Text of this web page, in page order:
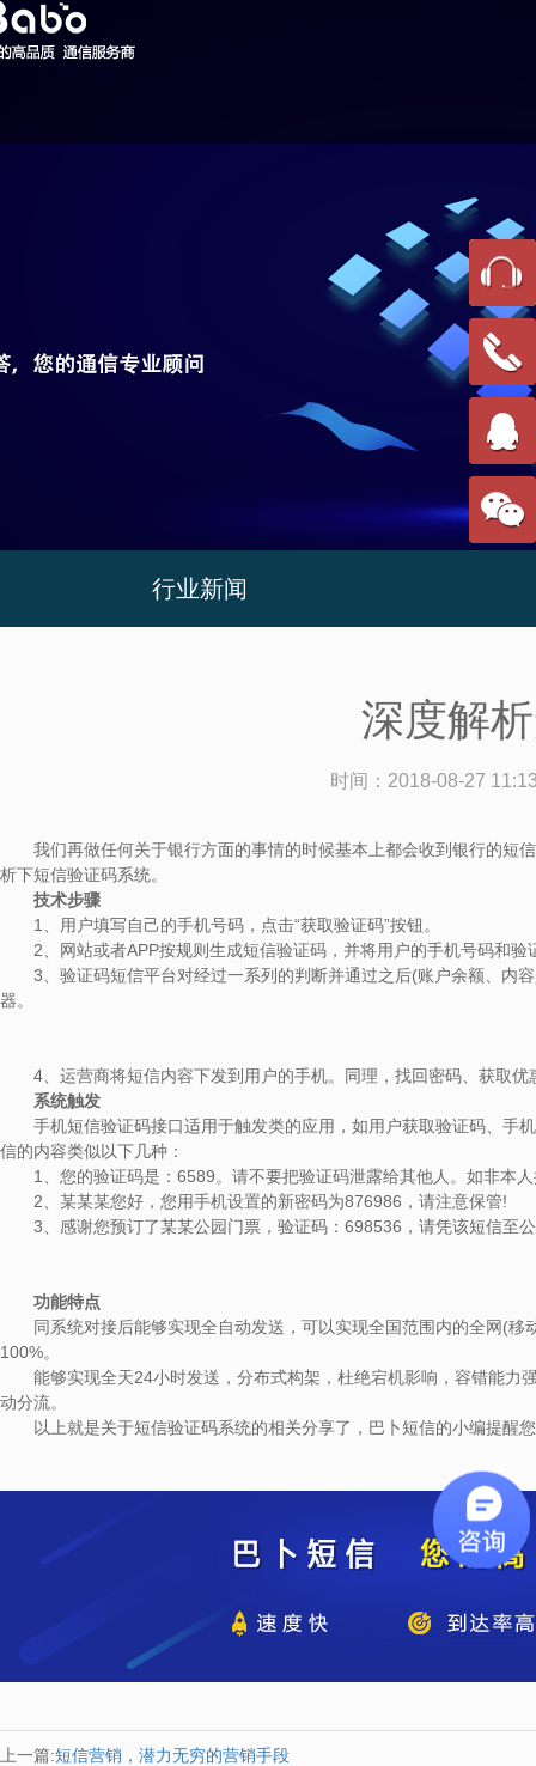
行业新闻
深度解
时间： 2018-08-27
我们再做任何关于银行方面的事情的时候基本上都会收到银行的短
析下短信验证码系统。
技术步骤
1、用户填写自己的手机号码，点击“获取验证码”按钮。
2、网站或者APP按规则生成短信验证码，并将用户的手机号码和验
3、验证码短信平台对经过一系列的判断并通过之后(账户余额、内
器。
4、运营商将短信内容下发到用户的手机。同理，找回密码、获取优
系统触发
手机短信验证码接口适用于触发类的应用，如用户获取验证码、手
信的内容类似以下几种：
1、您的验证码是：6589。请不要把验证码泄露给其他人。如非本人
2、某某某您好，您用手机设置的新密码为876986，请注意保管!
3、感谢您预订了某某公园门票，验证码：698536，请凭该短信至
功能特点
同系统对接后能够实现全自动发送，可以实现全国范围内的全网(移
100%。
能够实现全天24小时发送，分布式构架，杜绝宕机影响，容错能力
动分流。
以上就是关于短信验证码系统的相关分享了，巴卜短信的小编提醒
上一篇:短信营销，潜力无穷的营销手段